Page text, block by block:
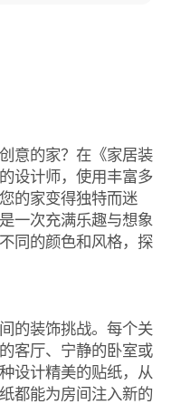
意的家？在《家居装
设计师，使用丰富多
的家变得独特而迷
一次充满乐趣与想象
同的颜色和风格，探
的装饰挑战。每个关
客厅、宁静的卧室或
设计精美的贴纸，从
都能为房间注入新的